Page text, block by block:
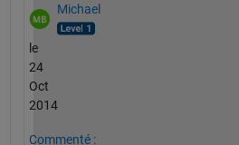
Michael
le
24
Oct
2014
Commenté :